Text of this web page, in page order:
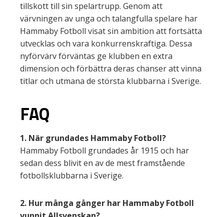
tillskott till sin spelartrupp. Genom att
värvningen av unga och talangfulla spelare har
Hammaby Fotboll visat sin ambition att fortsätta
utvecklas och vara konkurrenskraftiga. Dessa
nyförvärv förväntas ge klubben en extra
dimension och förbättra deras chanser att vinna
titlar och utmana de största klubbarna i Sverige.
FAQ
1. När grundades Hammaby Fotboll?
Hammaby Fotboll grundades år 1915 och har
sedan dess blivit en av de mest framstående
fotbollsklubbarna i Sverige.
2. Hur många gånger har Hammaby Fotboll